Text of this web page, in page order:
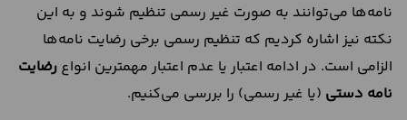
نامه‌ها می‌توانند به صورت غیر رسمی تنظیم شوند و به این
نکته نیز اشاره کردیم که تنظیم رسمی برخی رضایت‌ نامه‌ها
الزامی است. در ادامه اعتبار یا عدم اعتبار مهمترین انواع رضایت
نامه دستی (یا غیر رسمی) را بررسی می‌کنیم.